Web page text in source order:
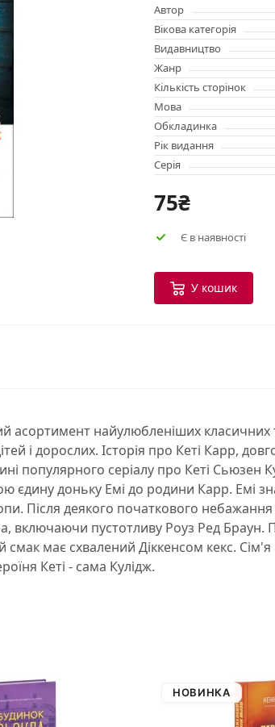
Автор
Вікова категорія
Видавництво
Жанр
Кількість сторінок
Мова
Обкладинка
Рік видання
Серія
75₴
Є в наявності
У кошик
асортимент найулюбленіших
і дорослих. Історія про Кеті Карр,
популярного серіалу про Кеті Сьюзен
єдину доньку Емі до родини Карр. Емі
Після деякого початкового
включаючи пустотливу Роуз Ред
смак має схвалений Діккенсом кекс.
Кеті - сама Кулідж.
НОВИНКА